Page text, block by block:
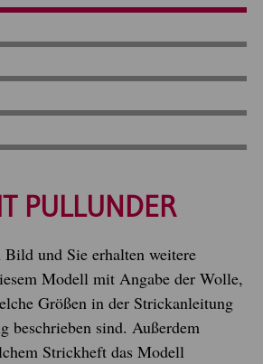
PULLUNDER
und Sie erhalten weitere
Modell mit Angabe der Wolle,
Größen in der Strickanleitung
beschrieben sind. Außerdem
Strickheft das Modell